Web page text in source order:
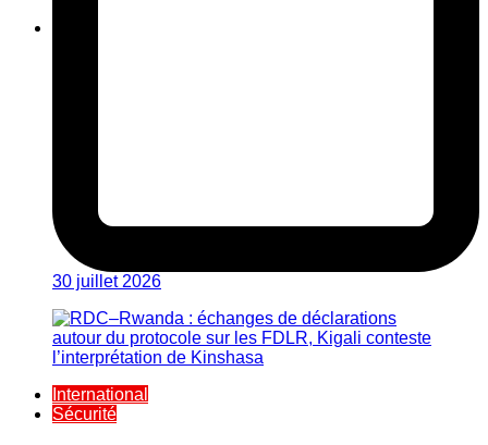
30 juillet 2026
International
Sécurité